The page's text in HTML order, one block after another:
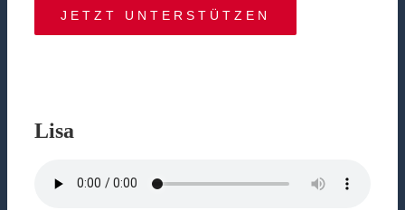
JETZT UNTERSTÜTZEN
Lisa